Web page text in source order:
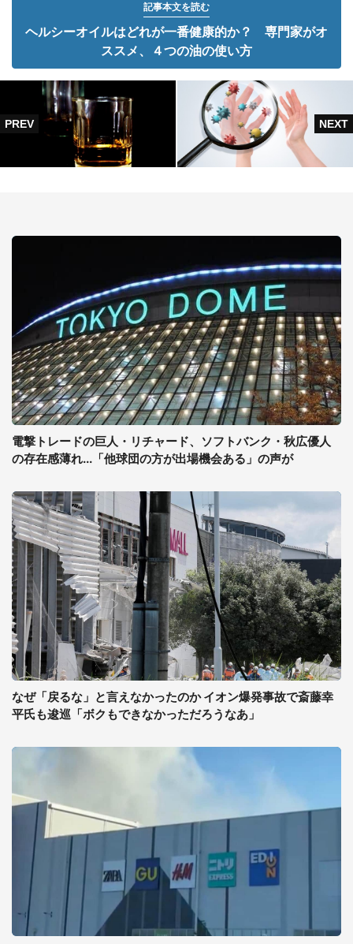
記事本文を読む
ヘルシーオイルはどれが一番健康的か？ 専門家がオ
ススメ、４つの油の使い方
電撃トレードの巨人・リチャード、ソフトバンク・秋広優人
の存在感薄れ...「他球団の方が出場機会ある」の声が
なぜ「戻るな」と言えなかったのか イオン爆発事故で斎藤幸
平氏も逡巡「ボクもできなかっただろうなあ」